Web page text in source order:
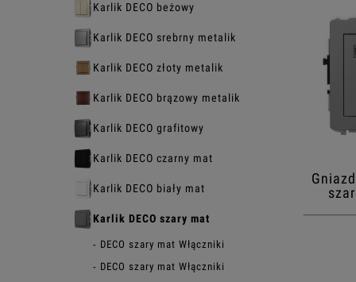
Karlik DECO beżowy
Karlik DECO srebrny metalik
Karlik DECO złoty metalik
Karlik DECO brązowy metalik
Karlik DECO grafitowy
Karlik DECO czarny mat
Karlik DECO biały mat
Karlik DECO szary mat
DECO szary mat Włączniki
DECO szary mat Włączniki